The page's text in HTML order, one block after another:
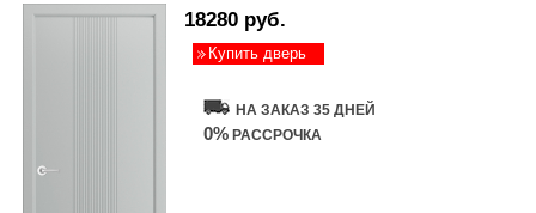
18280 руб.
Купить дверь
НА ЗАКАЗ 35 ДНЕЙ
0% РАССРОЧКА